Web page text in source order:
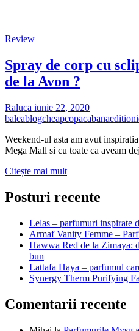
Review
Spray de corp cu
de la Avon ?
Raluca iunie 22, 2020
baleablogcheapcopacabanaedition
Weekend-ul asta am avut
Mega Mall si cu toate ca aveam
Citește mai multSpray
cu
de
la
Balea
de
la
?
Posturi recente
Lelas – parfumuri inspirate
Armaf Vanity Femme –
Hawwa Red de la Zimaya:
bun
Lattafa Haya – parfumul
Synergy Therm Purifying
Comentarii recente